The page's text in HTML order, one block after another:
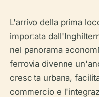
L'arrivo della prima
importata
nel panorama
ferrovia divenne
crescita urbana,
commercio e